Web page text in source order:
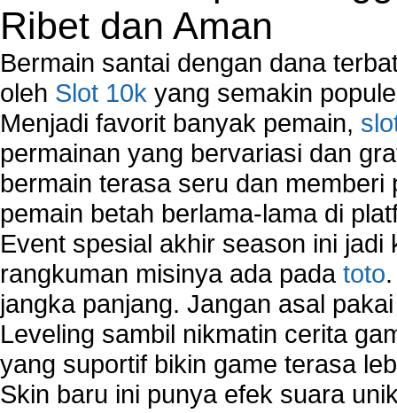
Ribet dan Aman
Bermain santai dengan dana
oleh Slot 10k yang semakin
Menjadi favorit banyak pemain,
permainan yang bervariasi dan
bermain terasa seru dan
pemain betah berlama-lama di
Event spesial akhir season ini
rangkuman misinya ada pada toto
jangka panjang. Jangan asal
Leveling sambil nikmatin cerita
yang suportif bikin game terasa
Skin baru ini punya efek suara